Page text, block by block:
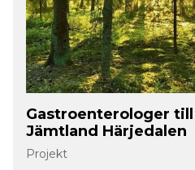
Gastroenterologer
Jämtland Härjedalen
Projekt